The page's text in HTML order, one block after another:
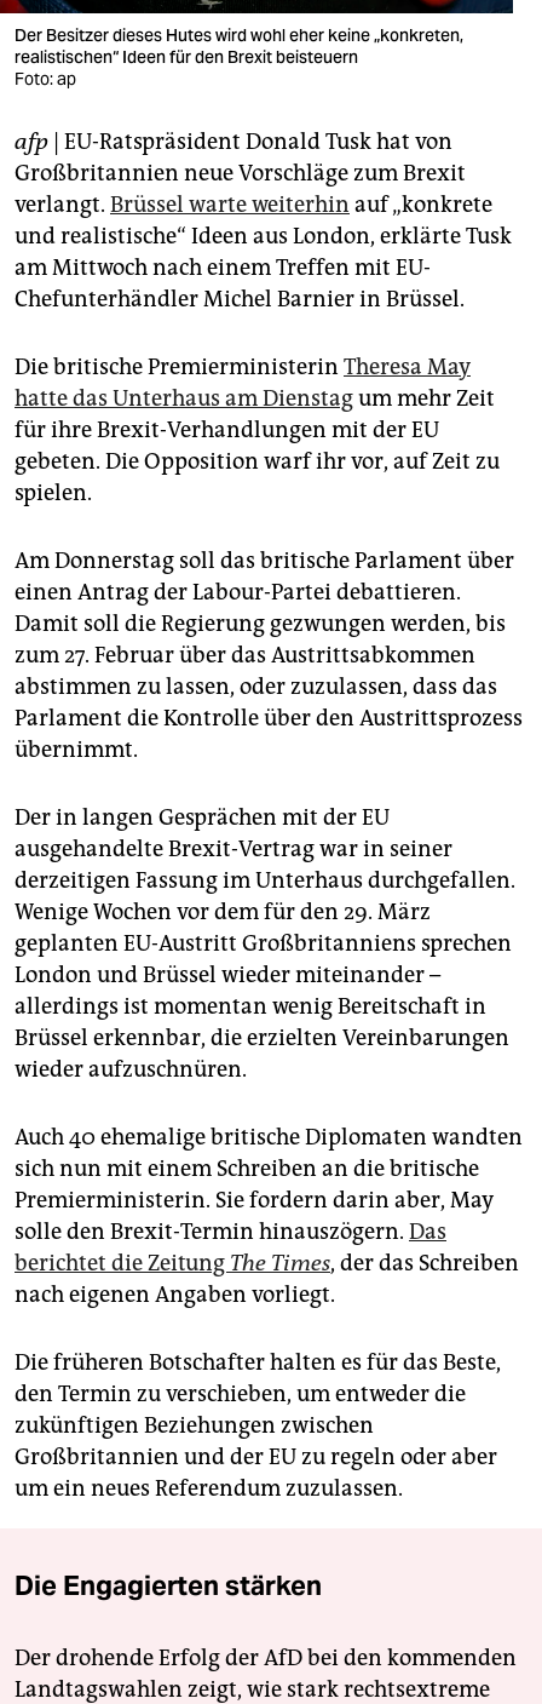
veranstaltungen
shop
fragen & hilfe
unterstützen
abo
genossenschaft
Der Besitzer dieses Hutes wird wohl eher keine „konkreten,
realistischen“ Ideen für den Brexit beisteuern
Foto: ap
afp | EU-Ratspräsident Donald Tusk hat von
Großbritannien neue Vorschläge zum Brexit
verlangt. Brüssel warte weiterhin auf „konkrete
und realistische“ Ideen aus London, erklärte Tusk
am Mittwoch nach einem Treffen mit EU-
Chefunterhändler Michel Barnier in Brüssel.
Die britische Premierministerin Theresa May
hatte das Unterhaus am Dienstagum mehr Zeit
für ihre Brexit-Verhandlungen mit der EU
gebeten. Die Opposition warf ihr vor, auf Zeit zu
spielen.
Am Donnerstag soll das britische Parlament über
einen Antrag der Labour-Partei debattieren.
Damit soll die Regierung gezwungen werden, bis
zum 27. Februar über das Austrittsabkommen
abstimmen zu lassen, oder zuzulassen, dass das
Parlament die Kontrolle über den Austrittsprozess
übernimmt.
Der in langen Gesprächen mit der EU
ausgehandelte Brexit-Vertrag war in seiner
derzeitigen Fassung im Unterhaus durchgefallen.
Wenige Wochen vor dem für den 29. März
geplanten EU-Austritt Großbritanniens sprechen
London und Brüssel wieder miteinander –
allerdings ist momentan wenig Bereitschaft in
Brüssel erkennbar, die erzielten Vereinbarungen
wieder aufzuschnüren.
Auch 40 ehemalige britische Diplomaten wandten
sich nun mit einem Schreiben an die britische
Premierministerin. Sie fordern darin aber, May
solle den Brexit-Termin hinauszögern. Das
berichtet die Zeitung The Times, der das Schreiben
nach eigenen Angaben vorliegt.
Die früheren Botschafter halten es für das Beste,
den Termin zu verschieben, um entweder die
zukünftigen Beziehungen zwischen
Großbritannien und der EU zu regeln oder aber
um ein neues Referendum zuzulassen.
Die Engagierten stärken
Der drohende Erfolg der AfD bei den kommenden
Landtagswahlen zeigt, wie stark rechtsextreme